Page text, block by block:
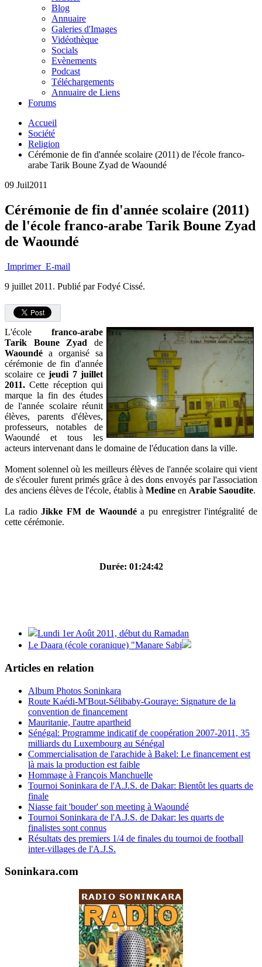
Blog
Annuaire
Galeries d'Images
Vidéothèque
Socials
Evènements
Podcast
Téléchargements
Annuaire de Liens
Forums
Accueil
Société
Religion
Cérémonie de fin d'année scolaire (2011) de l'école franco-
arabe Tarik Boune Zyad de Waoundé
09 Juil2011
Cérémonie de fin d'année scolaire (2011)
de l'école franco-arabe Tarik Boune Zyad
de Waoundé
Imprimer E-mail
9 juillet 2011. Publié par Fodyé Cissé.
L'école franco-arabe
Tarik Boune Zyad de
Waoundé a organisé sa
cérémonie de fin d'année
scolaire ce jeudi 7 juillet
2011. Cette réception qui
marque la fin des études
de l'année scolaire réunit
élèves, parents d'élèves,
professeurs, notables de
Waoundé et tous les
acteurs intervenant dans le domaine de l'éducation dans la ville.
Moment solennel où les meilleurs élèves de l'année scolaire qui vient
de s'écouler furent primés grâce à des dons envoyés par l'association
des anciens élèves de l'école, établis à Medine en Arabie Saoudite.
La radioJikke FM de Waoundéa pu enregistrer l'intégralité de
cette cérémonie.
Durée: 01:24:42
Lundi 1er Août 2011, début du Ramadan
Le Daara (école coranique) "Manare Sabi
Articles en relation
Album Photos Soninkara
Route Kaédi-M'Bout-Sélibaby-Gouraye: Signature de la
convention de financement
Mauritanie, l'autre apartheid
Sénégal: Programme indicatif de coopération 2007-2011, 35
milliards du Luxembourg au Sénégal
Commercialisation de l'arachide à Bakel: Le financement est
là mais la production est faible
Hommage à François Manchuelle
Tournoi Soninkara de l'A.J.S. de Dakar: Bientôt les quarts de
finale
Niasse fait 'bouder' son meeting à Waoundé
Tournoi Soninkara de l'A.J.S. de Dakar: les quarts de
finalistes sont connus
Résultats des premiers 1/4 de finales du tournoi de football
inter-villages de l'A.J.S.
Soninkara.com